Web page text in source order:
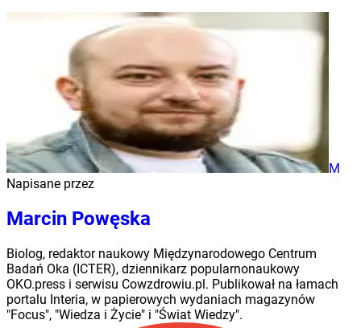
M
Napisane przez
Marcin Powęska
Biolog, redaktor naukowy Międzynarodowego Centrum
Badań Oka (ICTER), dziennikarz popularnonaukowy
OKO.press i serwisu Cowzdrowiu.pl. Publikował na łamach
portalu Interia, w papierowych wydaniach magazynów
"Focus", "Wiedza i Życie" i "Świat Wiedzy".